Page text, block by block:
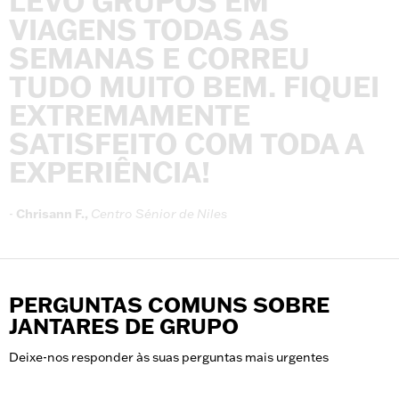
VIAGENS TODAS AS
SEMANAS E CORREU
TUDO MUITO BEM. FIQUEI
EXTREMAMENTE
SATISFEITO COM TODAA
EXPERIÊNCIA!
- Chrisann F., Centro Sénior de Niles
PERGUNTAS COMUNS SOBRE
JANTARES DE GRUPO
Deixe-nos responder às suas perguntas mais urgentes